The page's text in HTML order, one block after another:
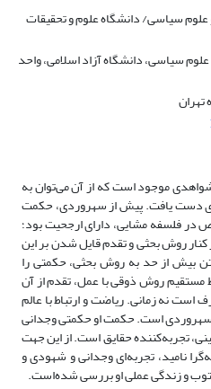
سیاسی/ دانشگاه علوم و تحقیقات
سیاسی، دانشگاه آزاد اسلامی، واحد
تهران
موجود است که از آن می‌توان به
دست یافت. پیش از سهروردی، حکمت
فلسفه مشایی، دارای ارجحیت بود؛
روش بحثی و تقدم قایل شدن بر این
بیش از حد به روش بحثی، حکمتی را
مستقیم روش ذوقی با عمل، تقدم از آن
نه زمانی. ریاضت و ارتباط با عالم
است. حکمت او حکمتی وجدانی
تجربه‌کننده حقایق است. از این جهت
نامید، تجربه‌ای وجدانی و شهودی و
و زندگی عملی او بررسی شده‌است.